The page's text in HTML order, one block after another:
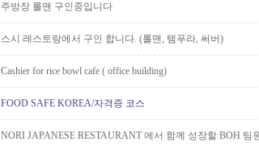
주방장 롤맨 구인중입니다
스시 레스토랑에서 구인 합니다. (롤맨, 템푸라, 써버)
Cashier for rice bowl cafe ( office building)
FOOD SAFE KOREA/자격증 코스
NORI JAPANESE RESTAURANT 에서 함께 성장할 BOH 팀